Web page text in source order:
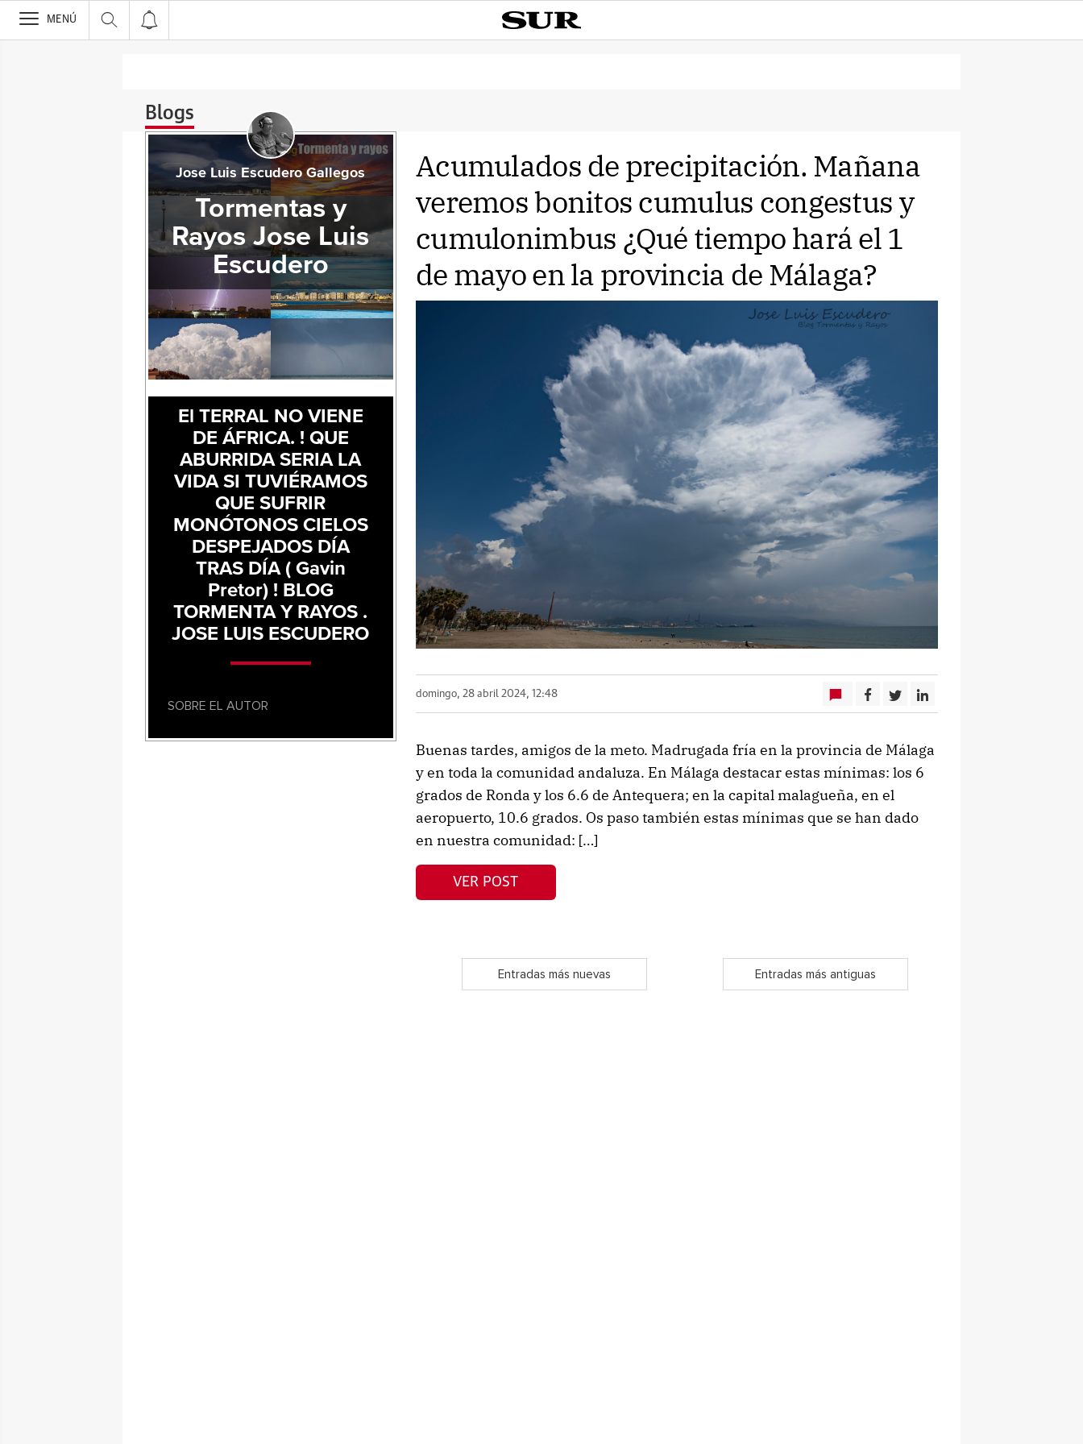
>
MENÚ
Blogs
Acumulados de precipitación. Mañana
veremos bonitos cumulus congestus y
cumulonimbus ¿Qué tiempo hará el 1
de mayo en la provincia de Málaga?
domingo, 28 abril 2024, 12:48
Buenas tardes, amigos de la meto. Madrugada fría en la provincia de Málaga
y en toda la comunidad andaluza. En Málaga destacar estas mínimas: los 6
grados de Ronda y los 6.6 de Antequera; en la capital malagueña, en el
aeropuerto, 10.6 grados. Os paso también estas mínimas que se han dado
en nuestra comunidad: […]
VER POST
Entradas más nuevas Entradas más antiguas
Jose Luis Escudero Gallegos
Tormentas y
Rayos Jose Luis
Escudero
El TERRAL NO VIENE
DE ÁFRICA. ! QUE
ABURRIDA SERIA LA
VIDA SI TUVIÉRAMOS
QUE SUFRIR
MONÓTONOS CIELOS
DESPEJADOS DÍA
TRAS DÍA ( Gavin
Pretor) ! BLOG
TORMENTA Y RAYOS .
JOSE LUIS ESCUDERO
SOBRE EL AUTOR